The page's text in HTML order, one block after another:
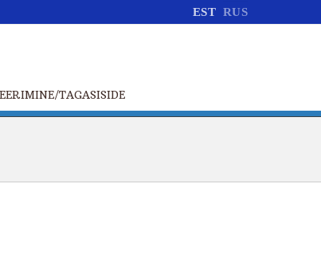
EST RUS
TAGASISIDE